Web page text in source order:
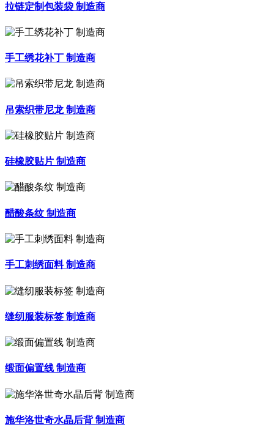
拉链定制包装袋 制造商
手工绣花补丁 制造商
吊索织带尼龙 制造商
硅橡胶贴片 制造商
醋酸条纹 制造商
手工刺绣面料 制造商
缝纫服装标签 制造商
缎面偏置线 制造商
施华洛世奇水晶后背 制造商